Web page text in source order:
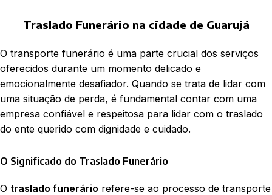
Traslado Funerário na cidade de Guarujá
O transporte funerário é uma parte crucial dos serviços
oferecidos durante um momento delicado e
emocionalmente desafiador. Quando se trata de lidar com
uma situação de perda, é fundamental contar com uma
empresa confiável e respeitosa para lidar com o traslado
do ente querido com dignidade e cuidado.
O Significado do Traslado Funerário
O traslado funerário refere-se ao processo de transporte